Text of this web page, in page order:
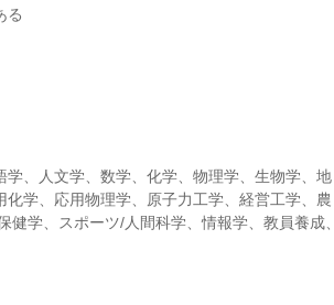
る
、人文学、数学、化学、物理学、生物学、地
学、応用物理学、原子力工学、経営工学、農
学、スポーツ/人間科学、情報学、教員養成、